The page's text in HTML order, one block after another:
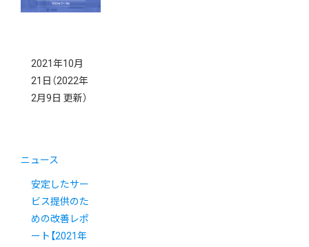
2021年10月
21日 （2022年
2月9日 更新）
ニュース
安定したサー
ビス提供のた
めの改善レポ
ート【2021年